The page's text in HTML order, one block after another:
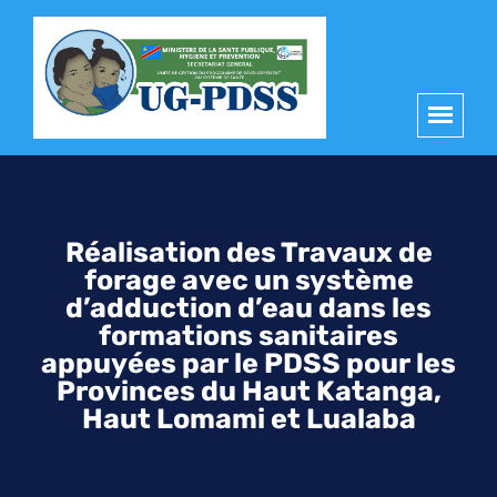
Réalisation des Travaux de
forage avec un système
d’adduction d’eau dans les
formations sanitaires
appuyées par le PDSS pour les
Provinces du Haut Katanga,
Haut Lomami et Lualaba